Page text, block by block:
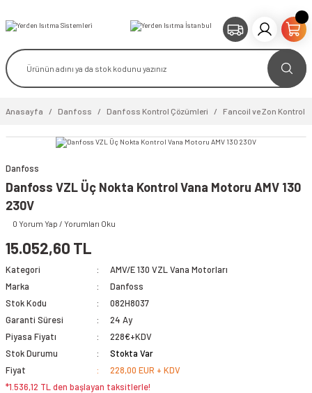
Anasayfa Danfoss Danfoss Kontrol Çözümleri Fancoil ve Zon Kontrol
video izle
Danfoss
Danfoss VZL Üç Nokta Kontrol Vana Motoru AMV 130
230V
0 Yorum Yap / Yorumları Oku
15.052,60 TL
Kategori
AMV/E 130 VZL Vana Motorları
Marka
Danfoss
Stok Kodu
082H8037
Garanti Süresi
24 Ay
Piyasa Fiyatı
228€+KDV
Stok Durumu
Stokta Var
Fiyat
228,00 EUR + KDV
*1.536,12 TL den başlayan taksitlerle!